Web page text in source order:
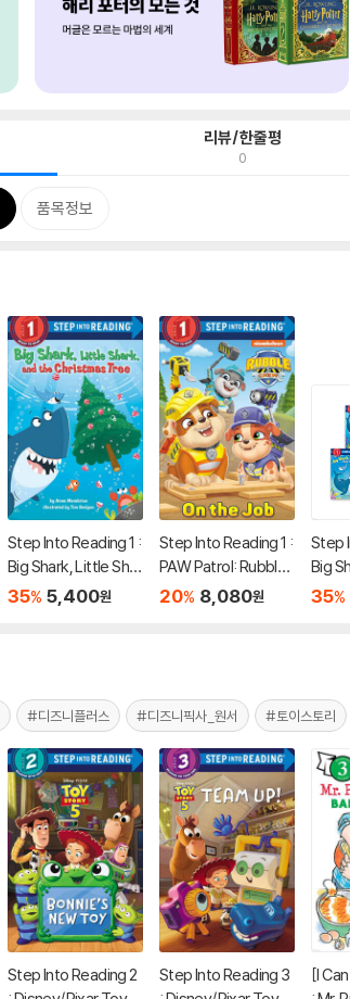
리뷰/한줄평
0
품목정보
Step Into Reading 1 :
Big Shark, Little Shar
k, and the Christma
35% 5,400원
Step Into Reading 1 :
PAW Patrol: Rubble
& Crew : On the Job
20% 8,080원
Step
Big
k 5종
35%
#디즈니플러스 #디즈니픽사_원서 #토이스토리
Step Into Reading 2
Step Into Reading 3
[I